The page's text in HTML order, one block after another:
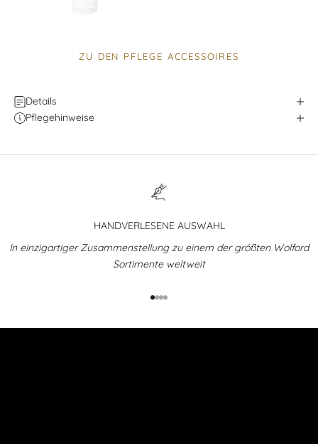
ZU DEN PFLEGE ACCESSOIRES
Details
Pflegehinweise
HANDVERLESENE AUSWAHL
In einzigartiger Zusammenstellung zu einem der größten Wolford
Sortimente weltweit
Gehe zu Element 1
Gehe zu Element 2
Gehe zu Element 3
Gehe zu Element 4